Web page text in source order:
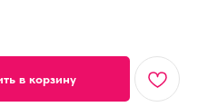
в корзину